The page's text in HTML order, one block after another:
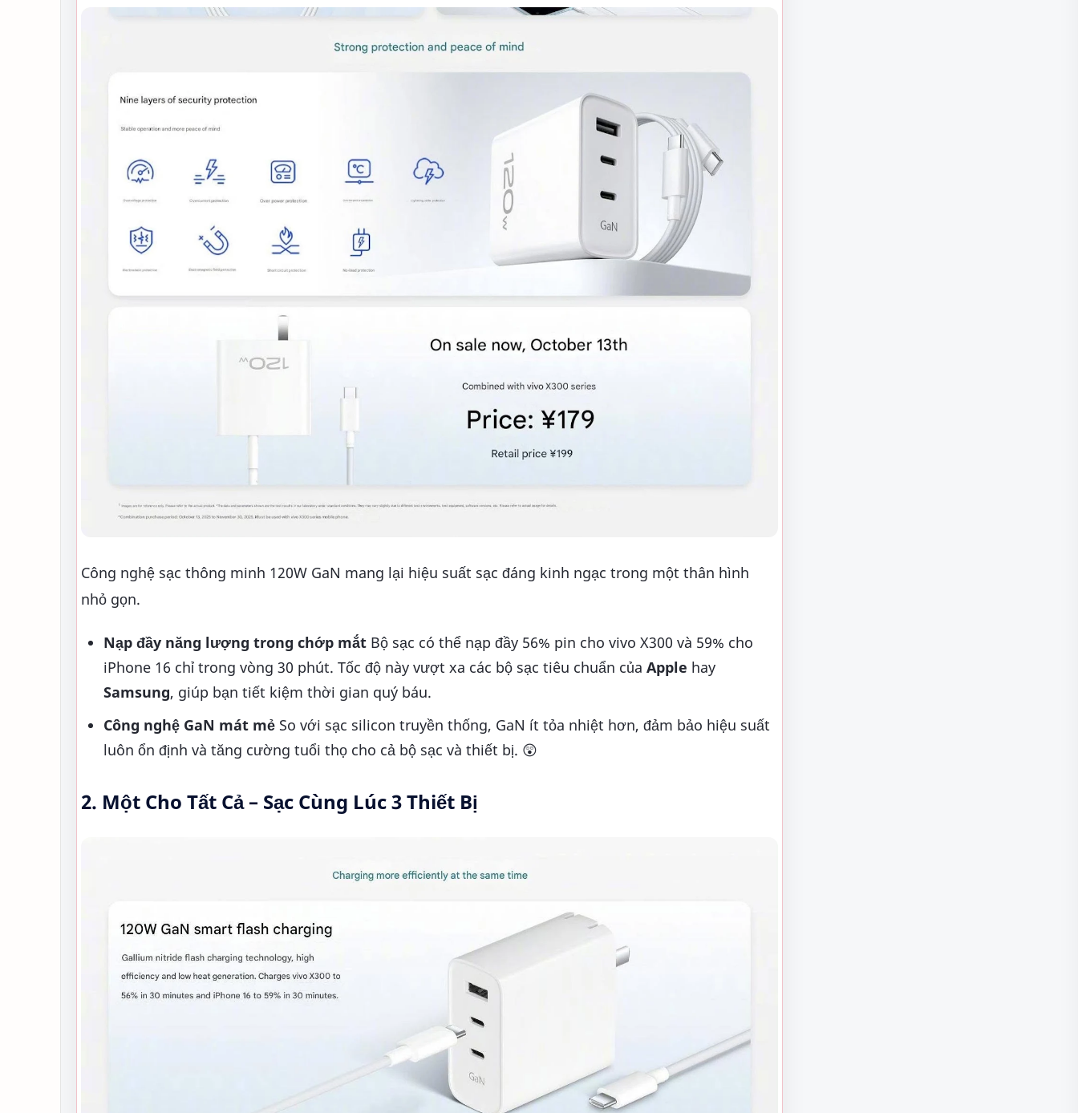
Công nghệ sạc thông minh 120W GaN mang lại hiệu suất sạc đáng kinh ngạc trong một thân hình
nhỏ gọn.
Nạp đầy năng lượng trong chớp mắt Bộ sạc có thể nạp đầy 56% pin cho vivo X300 và 59% cho
iPhone 16 chỉ trong vòng 30 phút. Tốc độ này vượt xa các bộ sạc tiêu chuẩn của Apple hay
Samsung, giúp bạn tiết kiệm thời gian quý báu.
Công nghệ GaN mát mẻ So với sạc silicon truyền thống, GaN ít tỏa nhiệt hơn, đảm bảo hiệu suất
luôn ổn định và tăng cường tuổi thọ cho cả bộ sạc và thiết bị. 😲
2. Một Cho Tất Cả – Sạc Cùng Lúc 3 Thiết Bị